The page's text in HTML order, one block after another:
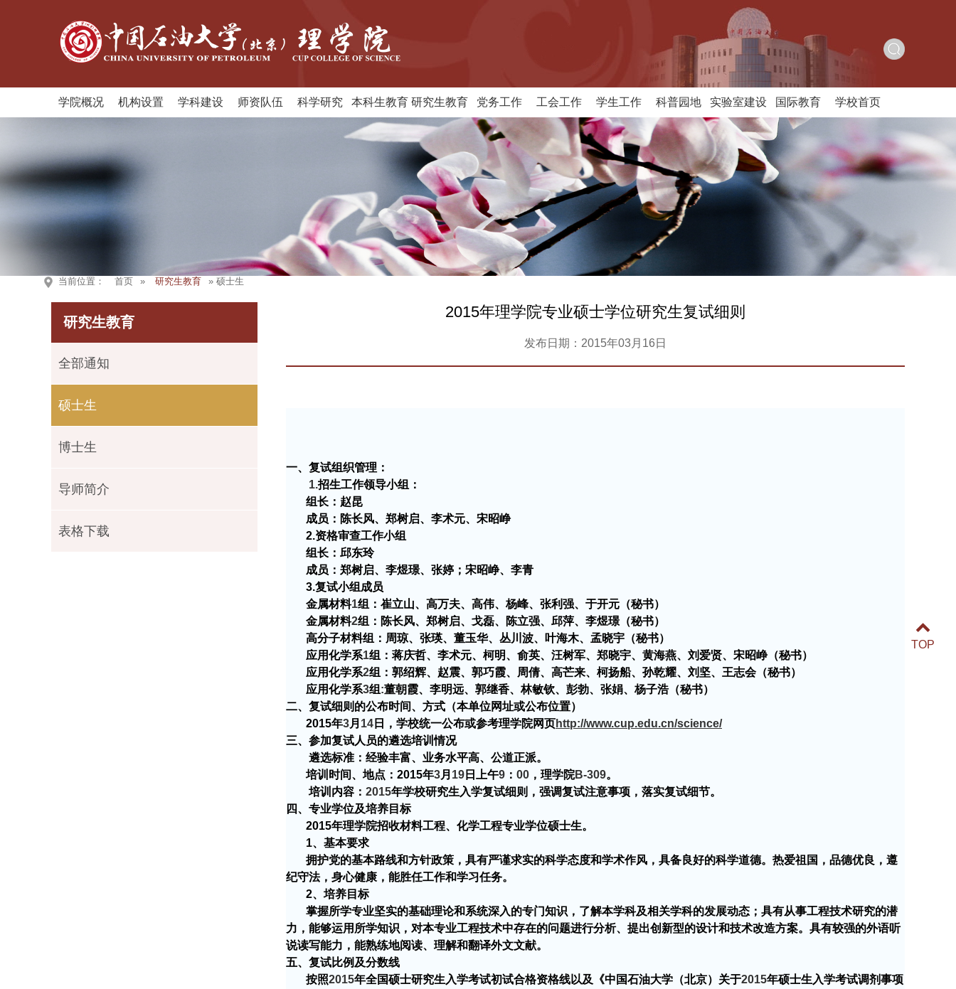
学院概况 机构设置 学科建设 师资队伍 科学研究 本科生教育 研究生教育 党务工作 工会工作 学生工作 科普园地 实验室建设 国际教育 学校首页
当前位置： 首页 » 研究生教育 » 硕士生
研究生教育
全部通知
硕士生
博士生
导师简介
表格下载
2015年理学院专业硕士学位研究生复试细则
发布日期：2015年03月16日
一、复试组织管理：
1.招生工作领导小组：
组长：赵昆
成员： 陈长风、郑树启、 李术元、宋昭峥
2.资格审查工作小组
组长：邱东玲
成员：郑树启、李煜璟、张婷；宋昭峥、 李青
3.复试小组成员
金属材料1组：崔立山、高万夫、高伟、杨峰、张利强、于开元（秘书）
金属材料2组：陈长风、郑树启、戈磊、陈立强、邱萍、李煜璟 （秘书）
高分子材料组：周琼、张瑛、董玉华、丛川波、叶海木、孟晓宇（秘书）
应用化学系1组：蒋庆哲、李术元、柯明、俞英、汪树军、郑晓宇、黄海燕、刘爱贤、宋昭峥（秘书）
应用化学系2组：郭绍辉、赵震、郭巧霞、周倩、高芒来、柯扬船、孙乾耀、刘坚、王志会（秘书）
应用化学系3组 :董朝霞、李明远、郭继香、林敏钦、彭勃、张娟、杨子浩（秘书）
二、复试细则的公布时间、方式（本单位网址或公布位置）
2015年3月 14 日 ，学校统一公布或参考理学院网页http://www.cup.edu.cn/science/
三、参加复试人员的遴选培训情况
遴选标准：经验丰富、业务水平高、公道正派。
培训时间、地点： 2015年3月 19 日上午9 ： 00 ， 理学院B-309。
培训内容： 2015年学校研究生入学复试细则，强调复试注意事项，落实复试细节。
四、专业学位及培养目标
2015年理学院招收材料工程、化学工程专业学位硕士生。
1、基本要求
拥护党的基本路线和方针政策，具有严谨求实的科学态度和学术作风，具备良好的科学道德。热爱祖国，品德优良，遵
纪守法，身心健康，能胜任工作和学习任务。
2、培养目标
掌握所学专业坚实的基础理论和系统深入的专门知识，了解本学科及相关学科的发展动态；具有从事工程技术研究的潜
力，能够运用所学知识，对本专业工程技术中存在的问题进行分析、提出创新型的设计和技术改造方案。具有较强的外语听
说读写能力，能熟练地阅读、理解和翻译外文文献。
五、复试比例及分数线
按照2015年全国硕士研究生入学考试初试合格资格线以及《中国石油大学（北京）关于2015年硕士生入学考试调剂事项
TOP